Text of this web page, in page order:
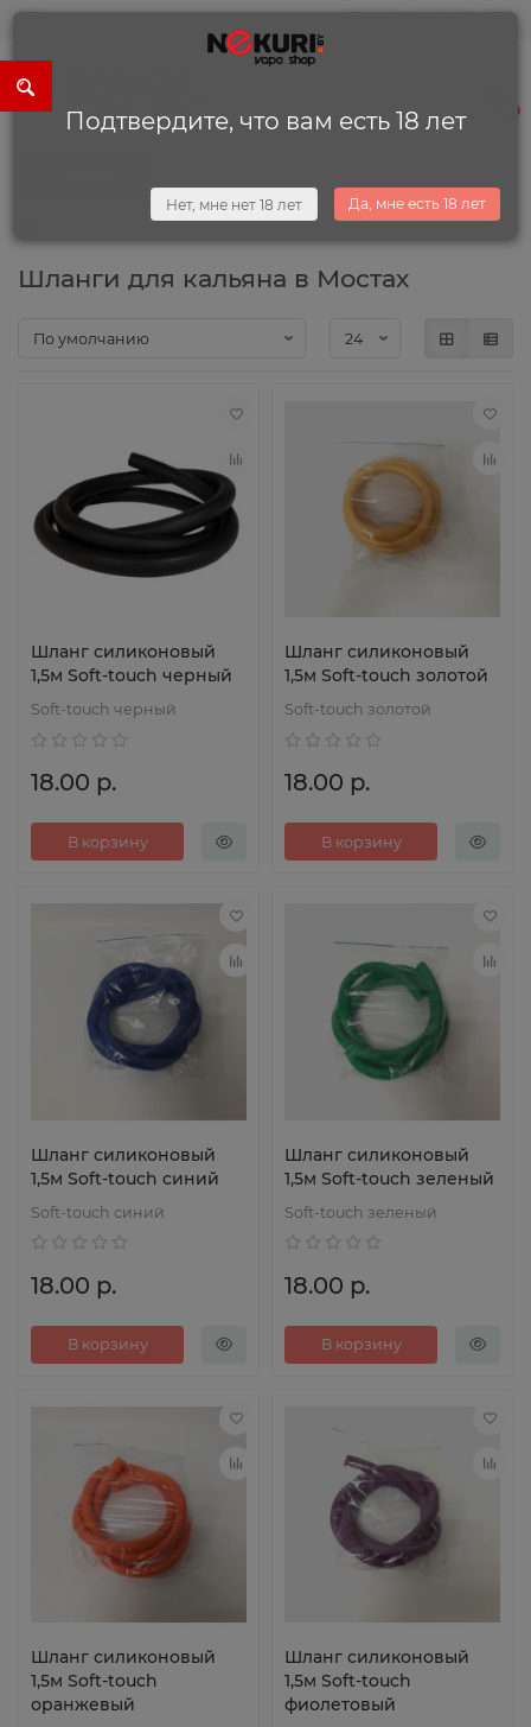
Шланги для кальяна в Мостах
Шланг силиконовый
1,5м Soft-touch черный
Soft-touch черный
18.00 р.
В корзину
Шланг силиконовый
1,5м Soft-touch золотой
Soft-touch золотой
18.00 р.
В корзину
Шланг силиконовый
1,5м Soft-touch синий
Soft-touch синий
18.00 р.
В корзину
Шланг силиконовый
1,5м Soft-touch зеленый
Soft-touch зеленый
18.00 р.
В корзину
Шланг силиконовый
1,5м Soft-touch
оранжевый
Шланг силиконовый
1,5м Soft-touch
фиолетовый
Подтвердите, что вам есть 18 лет
Нет, мне нет 18 лет Да, мне есть 18 лет